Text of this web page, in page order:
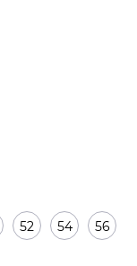
52 54
56